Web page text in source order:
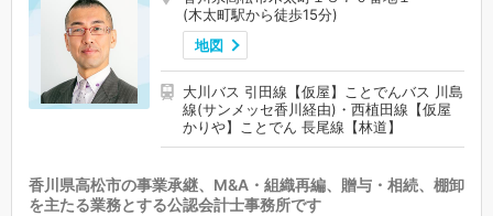
(木太町駅から徒歩15分)
地図
大川バス 引田線【仮屋】ことでんバス 川島
線(サンメッセ香川経由)・西植田線【仮屋
かりや】ことでん 長尾線【林道】
香川県高松市の事業承継、M&A・組織再編、贈与・相続、棚卸
を主たる業務とする公認会計士事務所です